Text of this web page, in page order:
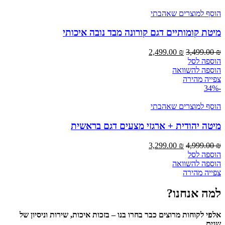
הוסף למוצרים שאהבתי
מיטת קומותיים דגם קורונה מבד נובה איכותי
3,499.00₪
המחיר
היה:
3,499.00 ₪.
2,499.00 ₪
הוספה לסל
הוספה להשוואה
צפייה מהירה
-34%
הוסף למוצרים שאהבתי
מיטה יהודית + ארגזי מצעים דגם בראשית
4,999.00₪
המחיר
היה:
4,999.00 ₪.
3,299.00 ₪
הוספה לסל
הוספה להשוואה
צפייה מהירה
למה אנחנו?
אלפי לקוחות מרוצים כבר בחרו בנו – בזכות איכות, שירות וניסיון של